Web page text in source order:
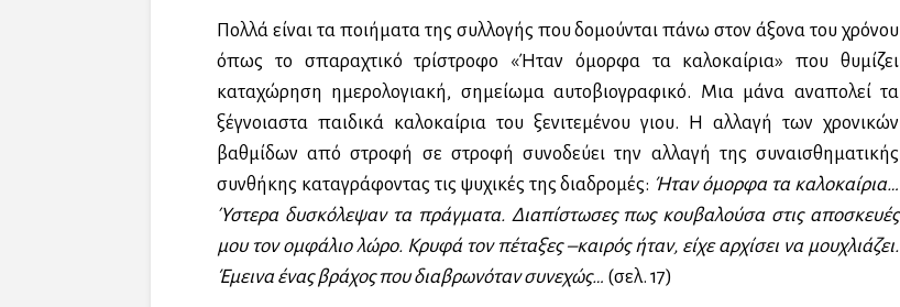
Πολλά είναι τα ποιήματα της συλλογής που δομούνται πάνω στον άξονα του χρόνου
όπως το σπαραχτικό τρίστροφο «Ήταν όμορφα τα καλοκαίρια» που θυμίζει
καταχώρηση ημερολογιακή, σημείωμα αυτοβιογραφικό. Μια μάνα αναπολεί τα
ξέγνοιαστα παιδικά καλοκαίρια του ξενιτεμένου γιου. Η αλλαγή των χρονικών
βαθμίδων από στροφή σε στροφή συνοδεύει την αλλαγή της συναισθηματικής
συνθήκης καταγράφοντας τις ψυχικές της διαδρομές: Ήταν όμορφα τα καλοκαίρια…
Ύστερα δυσκόλεψαν τα πράγματα. Διαπίστωσες πως κουβαλούσα στις αποσκευές
μου τον ομφάλιο λώρο. Κρυφά τον πέταξες –καιρός ήταν, είχε αρχίσει να μουχλιάζει.
Έμεινα ένας βράχος που διαβρωνόταν συνεχώς… (σελ. 17)